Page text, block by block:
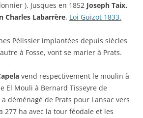
). Jusques en 1852 Joseph Taix.
Charles Labarrère. Loi Guizot 1833.
Pélissier implantées depuis siècles
à Fosse, vont se marier à Prats.
vend respectivement le moulin à
El Mouli à Bernard Tisseyre de
déménagé de Prats pour Lansac vers
277 ha avec la tour féodale et les